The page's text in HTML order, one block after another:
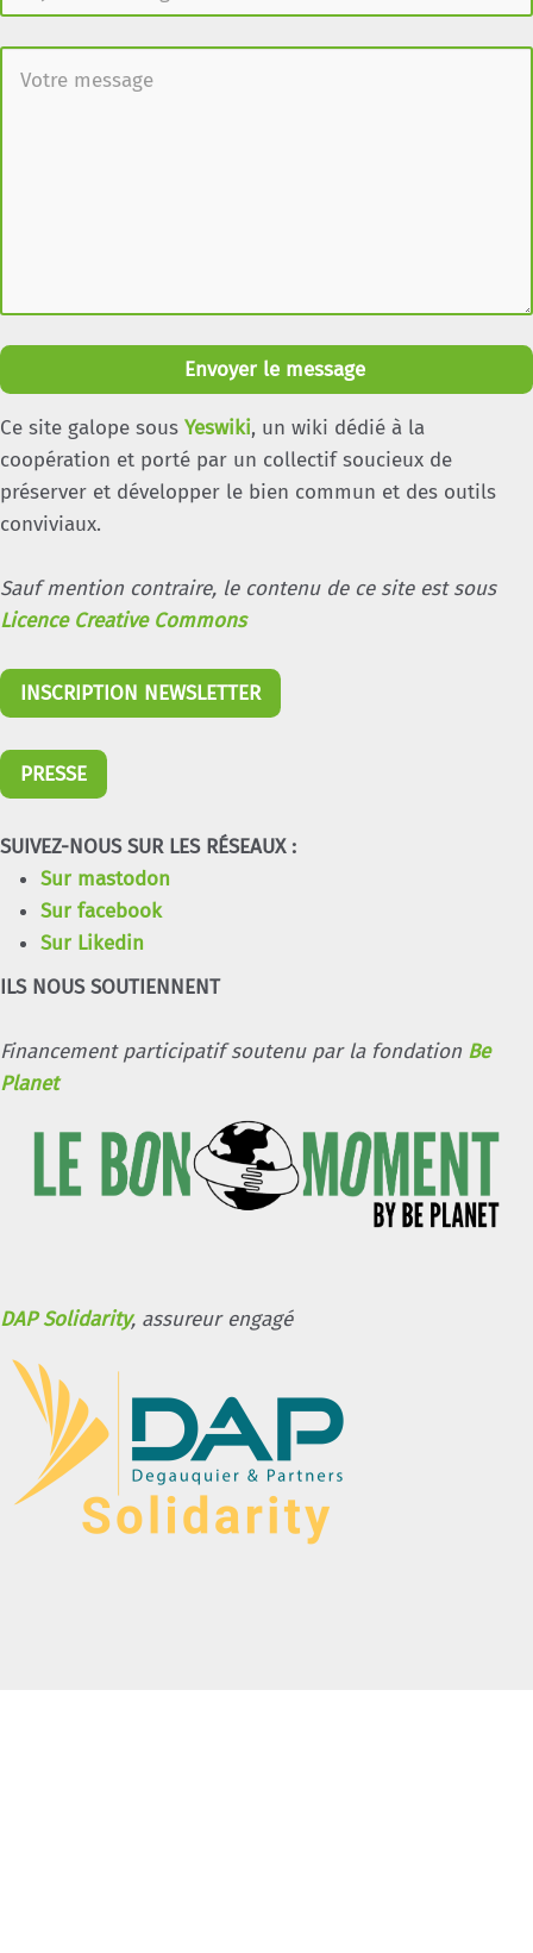
Envoyer le message
Ce site galope sous Yeswiki, un wiki dédié à la
coopération et porté par un collectif soucieux de
préserver et développer le bien commun et des outils
conviviaux.
Sauf mention contraire, le contenu de ce site est sous
Licence Creative Commons
INSCRIPTION NEWSLETTER
PRESSE
SUIVEZ-NOUS SUR LES RÉSEAUX :
Sur mastodon
Sur facebook
Sur Likedin
ILS NOUS SOUTIENNENT
Financement participatif soutenu par la fondation Be
Planet
DAP Solidarity, assureur engagé